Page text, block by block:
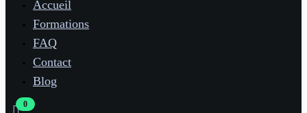
Accueil
Formations
FAQ
Contact
Blog